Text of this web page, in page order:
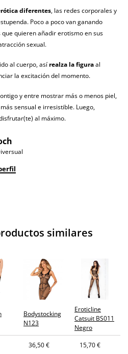
discreto y sin distintivos
11 de agosto (fecha estimada)
diferentes, las redes corporales y
Poco a poco van ganando
quieren añadir erotismo en sus
sexual.
al cuerpo, así realza la figuraal
la excitación del momento.
y entre mostrar más o menos piel,
sensual e irresistible. Luego,
al máximo.
similares
Bodystocking
N123
Eroticline
Catsuit BS011
Negro
36,50 € 15,70 €